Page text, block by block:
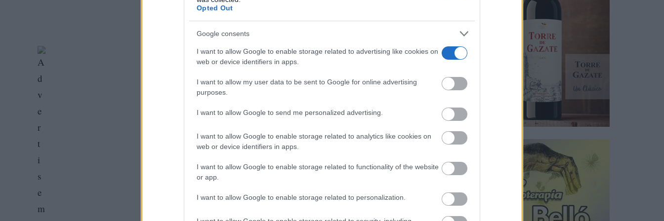
Opted Out
Google consents
I want to allow Google to enable storage related to advertising like cookies on
web or device identifiers in apps.
I want to allow my user data to be sent to Google for online advertising
purposes.
I want to allow Google to send me personalized advertising.
I want to allow Google to enable storage related to analytics like cookies on
web or device identifiers in apps.
I want to allow Google to enable storage related to functionality of the website
or app.
I want to allow Google to enable storage related to personalization.